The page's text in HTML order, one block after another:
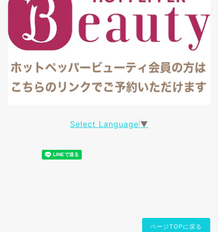
Select Language ▼
ページTOPに戻る